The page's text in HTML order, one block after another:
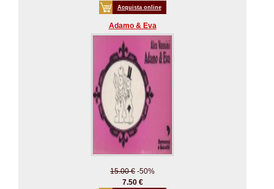
Acquista online
Adamo & Eva
15.00 € -50%
7.50 €